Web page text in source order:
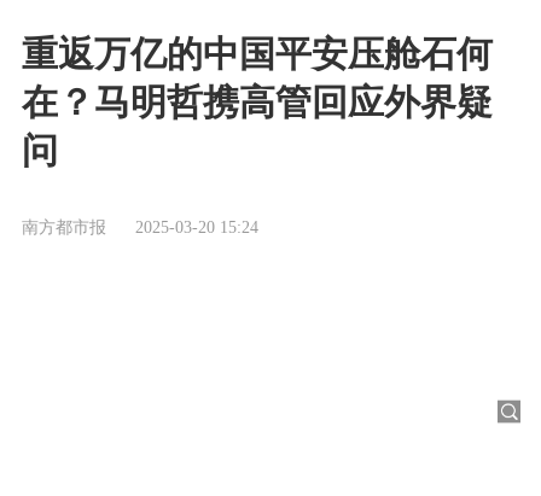
重返万亿的中国平安压舱石何
在？马明哲携高管回应外界疑
问
南方都市报 2025-03-20 15:24